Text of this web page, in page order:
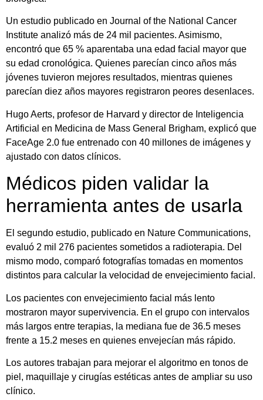
Un estudio publicado en Journal of the National Cancer
Institute analizó más de 24 mil pacientes. Asimismo,
encontró que 65 % aparentaba una edad facial mayor que
su edad cronológica. Quienes parecían cinco años más
jóvenes tuvieron mejores resultados, mientras quienes
parecían diez años mayores registraron peores desenlaces.
Hugo Aerts, profesor de Harvard y director de Inteligencia
Artificial en Medicina de Mass General Brigham, explicó que
FaceAge 2.0 fue entrenado con 40 millones de imágenes y
ajustado con datos clínicos.
Médicos piden validar la
herramienta antes de usarla
El segundo estudio, publicado en Nature Communications,
evaluó 2 mil 276 pacientes sometidos a radioterapia. Del
mismo modo, comparó fotografías tomadas en momentos
distintos para calcular la velocidad de envejecimiento facial.
Los pacientes con envejecimiento facial más lento
mostraron mayor supervivencia. En el grupo con intervalos
más largos entre terapias, la mediana fue de 36.5 meses
frente a 15.2 meses en quienes envejecían más rápido.
Los autores trabajan para mejorar el algoritmo en tonos de
piel, maquillaje y cirugías estéticas antes de ampliar su uso
clínico.